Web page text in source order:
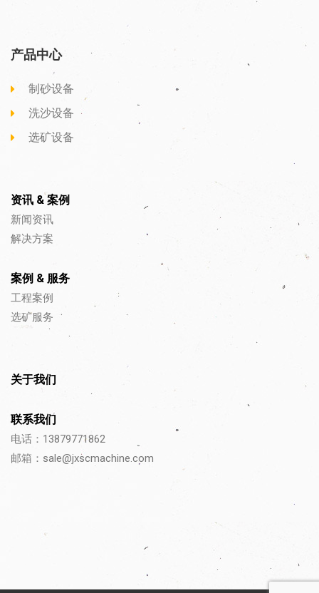
产品中心
制砂设备
洗沙设备
选矿设备
资讯 & 案例
新闻资讯
解决方案
案例 & 服务
工程案例
选矿服务
关于我们
联系我们
电话：13879771862
邮箱： sale@jxscmachine.com